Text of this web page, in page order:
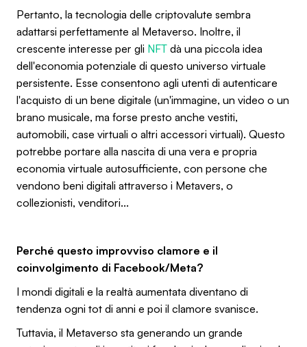
Pertanto, la tecnologia delle criptovalute sembra
adattarsi perfettamente al Metaverso. Inoltre, il
crescente interesse per gli NFT dà una piccola idea
dell'economia potenziale di questo universo virtuale
persistente. Esse consentono agli utenti di autenticare
l'acquisto di un bene digitale (un'immagine, un video o un
brano musicale, ma forse presto anche vestiti,
automobili, case virtuali o altri accessori virtuali). Questo
potrebbe portare alla nascita di una vera e propria
economia virtuale autosufficiente, con persone che
vendono beni digitali attraverso i Metavers, o
collezionisti, venditori...
Perché questo improvviso clamore e il
coinvolgimento di Facebook/Meta?
I mondi digitali e la realtà aumentata diventano di
tendenza ogni tot di anni e poi il clamore svanisce.
Tuttavia, il Metaverso sta generando un grande